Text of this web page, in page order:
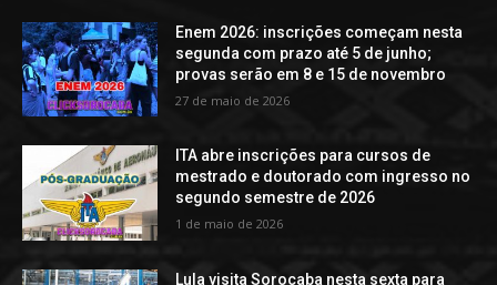
Enem 2026: inscrições começam nesta
segunda com prazo até 5 de junho;
provas serão em 8 e 15 de novembro
27 de maio de 2026
ITA abre inscrições para cursos de
mestrado e doutorado com ingresso no
segundo semestre de 2026
1 de maio de 2026
Lula visita Sorocaba nesta sexta para